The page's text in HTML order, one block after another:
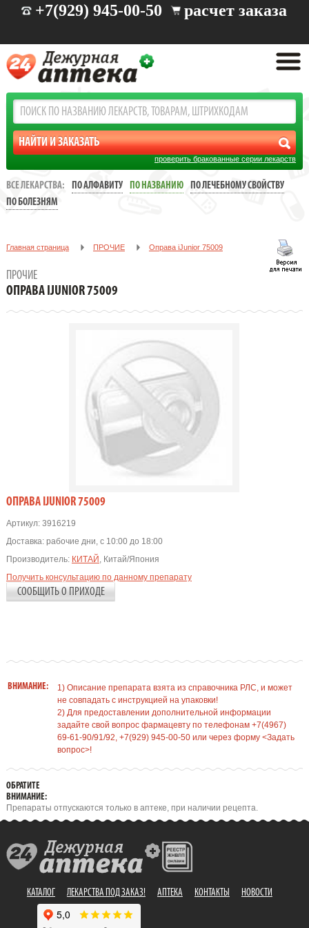
+7(929) 945-00-50 расчет заказа
проверить бракованные серии лекарств
ВСЕ ЛЕКАРСТВА: ПО АЛФАВИТУ ПО НАЗВАНИЮ
ПО ЛЕЧЕБНОМУ СВОЙСТВУ
ПО БОЛЕЗНЯМ
Главная страница ПРОЧИЕ Oправа iJunior 75009
ПРОЧИЕ
OПРАВА IJUNIOR 75009
OПРАВА IJUNIOR 75009
Артикул:3916219
Доставка: рабочие дни, с 10:00 до 18:00
Производитель: КИТАЙ , Китай/Япония
Получить консультацию по данному препарату
СООБЩИТЬ О ПРИХОДЕ
ВНИМАНИЕ:
1) Описание препарата взята из справочника РЛС, и может
не совпадать с инструкцией на упаковки!
2) Для предоставлении дополнительной информации
задайте свой вопрос фармацевту по телефонам +7(4967)
69-61-90/91/92, +7(929) 945-00-50 или через форму <Задать
вопрос>!
ОБРАТИТЕ
ВНИМАНИЕ:
Препараты отпускаются только в аптеке, при наличии рецепта.
КАТАЛОГ ЛЕКАРСТВА ПОД ЗАКАЗ! АПТЕКА КОНТАКТЫ НОВОСТИ